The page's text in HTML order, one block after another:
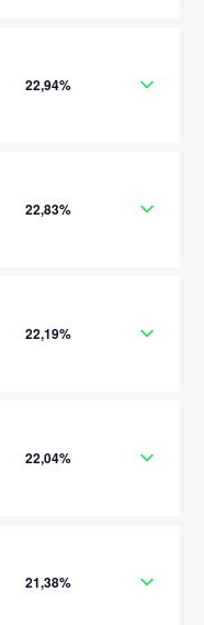
22,94%
22,83%
22,19%
22,04%
21,38%